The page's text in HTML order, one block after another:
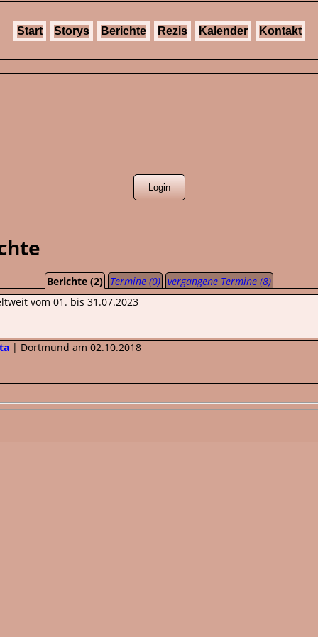
Start Storys Berichte Rezis Kalender Kontakt
Berichte (2) Termine (0) vergangene Termine (8)
vom 01. bis 31.07.2023
| Dortmund am 02.10.2018